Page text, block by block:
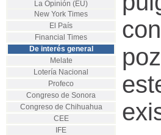
La Opinión (EU)
New York Times
El País
Financial Times
De interés general
Melate
Lotería Nacional
Profeco
Congreso de Sonora
Congreso de Chihuahua
CEE
IFE